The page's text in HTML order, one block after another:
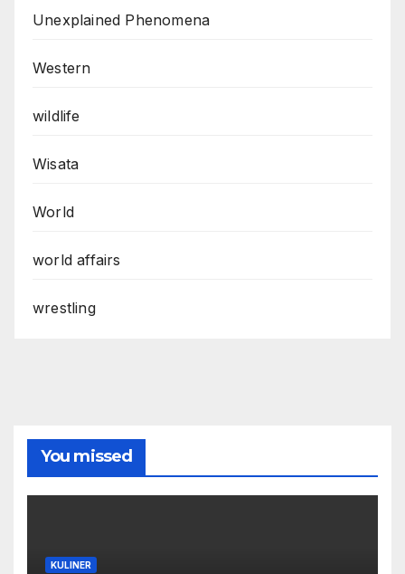
Unexplained Phenomena
Western
wildlife
Wisata
World
world affairs
wrestling
You missed
KULINER